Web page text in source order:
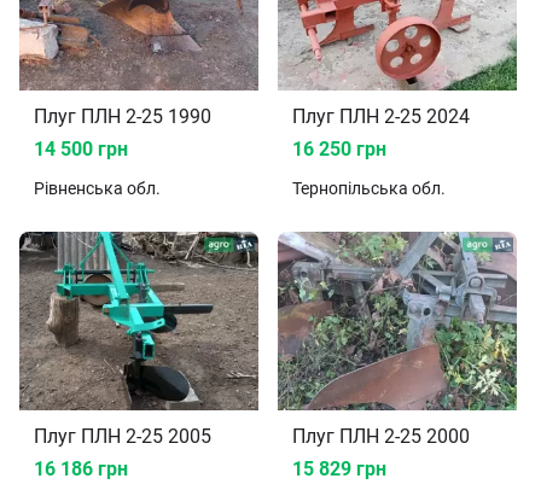
Плуг ПЛН 2-25 1990
14 500 грн
Рівненська обл.
Плуг ПЛН 2-25 2024
16 250 грн
Тернопільська обл.
Плуг ПЛН 2-25 2005
16 186 грн
Плуг ПЛН 2-25 2000
15 829 грн